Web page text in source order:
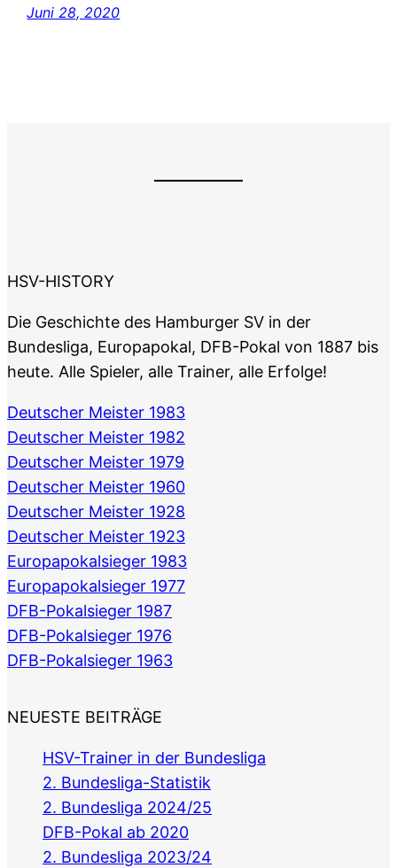
Juni 28, 2020
HSV-HISTORY
Die Geschichte des Hamburger SV in der
Bundesliga, Europapokal, DFB-Pokal von 1887 bis
heute. Alle Spieler, alle Trainer, alle Erfolge!
Deutscher Meister 1983
Deutscher Meister 1982
Deutscher Meister 1979
Deutscher Meister 1960
Deutscher Meister 1928
Deutscher Meister 1923
Europapokalsieger 1983
Europapokalsieger 1977
DFB-Pokalsieger 1987
DFB-Pokalsieger 1976
DFB-Pokalsieger 1963
NEUESTE BEITRÄGE
HSV-Trainer in der Bundesliga
2. Bundesliga-Statistik
2. Bundesliga 2024/25
DFB-Pokal ab 2020
2. Bundesliga 2023/24